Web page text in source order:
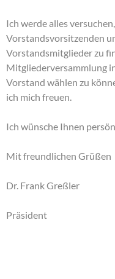
Ich werde alles
Vorstandsvorsitzenden
Vorstandsmitglieder zu
Mitgliederversammlung
Vorstand wählen zu
ich mich freuen.
Ich wünsche Ihnen
Mit freundlichen Grüßen
Dr. Frank Greßler
Präsident